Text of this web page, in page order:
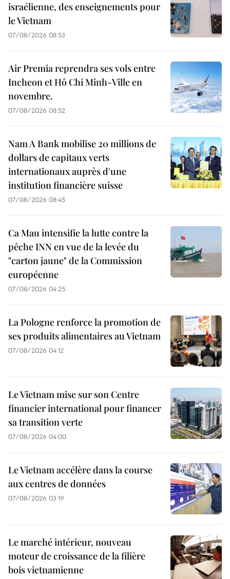
israélienne, des enseignements pour
le Vietnam
07/08/2026 08:53
Air Premia reprendra ses vols entre
Incheon et Hô Chi Minh-Ville en
novembre.
07/08/2026 08:52
Nam A Bank mobilise 20 millions de
dollars de capitaux verts
internationaux auprès d'une
institution financière suisse
07/08/2026 08:45
Ca Mau intensifie la lutte contre la
pêche INN en vue de la levée du
"carton jaune" de la Commission
européenne
07/08/2026 04:25
La Pologne renforce la promotion de
ses produits alimentaires au Vietnam
07/08/2026 04:12
Le Vietnam mise sur son Centre
financier international pour financer
sa transition verte
07/08/2026 04:00
Le Vietnam accélère dans la course
aux centres de données
07/08/2026 03:19
Le marché intérieur, nouveau
moteur de croissance de la filière
bois vietnamienne